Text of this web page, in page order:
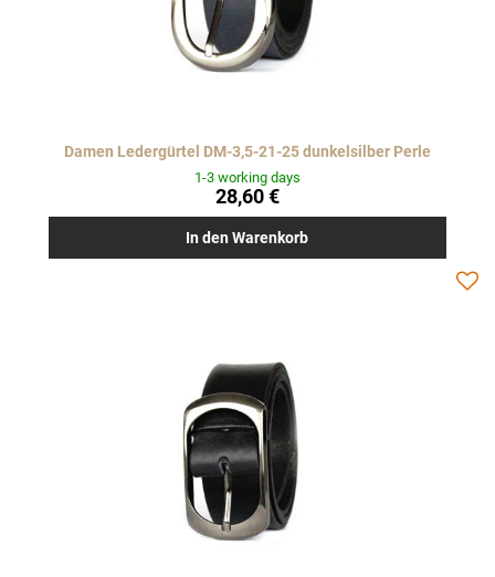
Damen Ledergürtel DM-3,5-21-25 dunkelsilber Perle
1-3 working days
28,60 €
In den Warenkorb